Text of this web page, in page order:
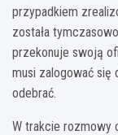
przypadkiem
została
przekonuje swoją
musi zalogować się
odebrać.
W trakcie rozmowy